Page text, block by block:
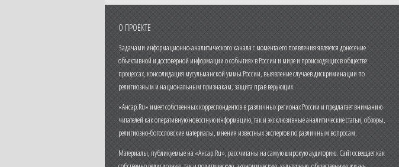
О ПРОЕКТЕ
Задачами информационно-аналитического канала с момента его появления является донесение
объективной и достоверной информации о событиях в России и мире и происходящих в обществе
процессах, консолидация мусульманской уммы России, выявление случаев дискриминации по
религиозным и национальным признакам, защита прав верующих.
«Ансар.Ru» имеет собственных корреспондентов в различных регионах России и предлагает вниманию
читателей как оперативную новостную информацию, так и эксклюзивные аналитические статьи, обзоры,
религиозно-богословские материалы, мнения известных экспертов по различным вопросам.
Материалы, публикуемые на «Ансар.Ru», рассчитаны на самую широкую аудиторию. Сайт освещает как